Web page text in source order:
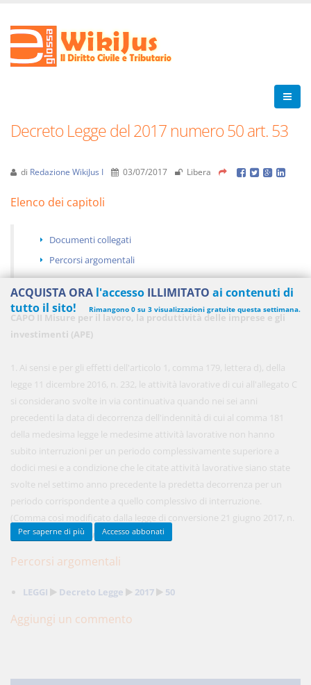
Decreto Legge del 2017 numero 50 art. 53
di Redazione WikiJus I 03/07/2017 Libera
Elenco dei capitoli
Documenti collegati
Percorsi argomentali
CAPO II Misure per il lavoro, la produttività delle imprese e gli
investimenti (APE)
1. Ai sensi e per gli effetti dell'articolo 1, comma 179, lettera d), della
legge 11 dicembre 2016, n. 232, le attività lavorative di cui all'allegato C
si considerano svolte in via continuativa quando nei sei anni
precedenti la data di decorrenza dell'indennità di cui al comma 181
della medesima legge le medesime attività lavorative non hanno
subito interruzioni per un periodo complessivamente superiore a
dodici mesi e a condizione che le citate attività lavorative siano state
svolte nel settimo anno precedente la predetta decorrenza per un
periodo corrispondente a quello complessivo di interruzione.
(Comma così modificato dalla legge di conversione 21 giugno 2017, n.
96) ...(Continua per gli Abbonati)
Percorsi argomentali
LEGGI Decreto Legge 2017 50
Aggiungi un commento
ACQUISTA ORA l'accesso ILLIMITATO ai contenuti di
tutto il sito!
Rimangono 0 su 3 visualizzazioni gratuite questa settimana.
450,00 € ANNUALI
anziché 570.00€,risparmi il 21%!
Acquista ora
48,00 € MENSILI
Acquista ora
Per saperne di più Accesso abbonati